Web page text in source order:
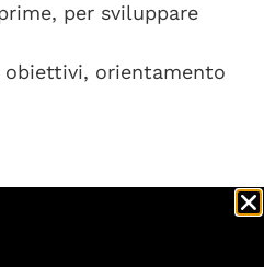
per sviluppare
orientamento